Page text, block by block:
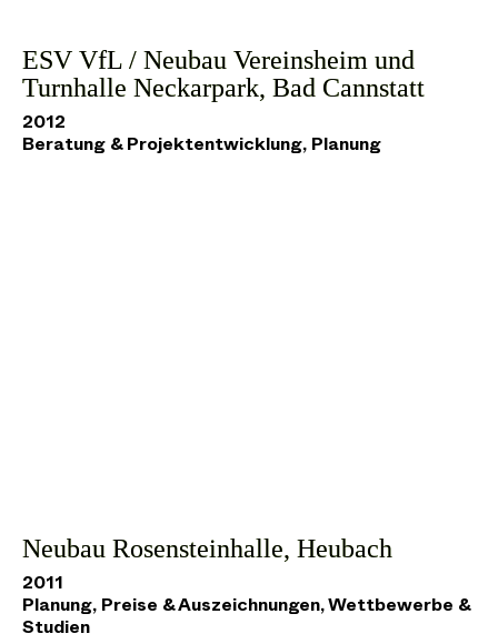
ESV VfL / Neubau Vereinsheim und
Turnhalle Neckarpark, Bad Cannstatt
2012
Beratung & Projektentwicklung, Planung
Neubau Rosensteinhalle, Heubach
2011
Planung, Preise & Auszeichnungen, Wettbewerbe &
Studien